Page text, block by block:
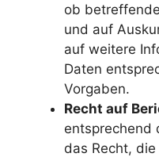
ob
und auf
auf weitere
Daten
Vorgaben.
Recht auf
entsprechend
das Recht,